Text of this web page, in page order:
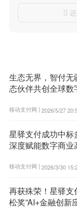

生态无界，智付
态伙伴共创全球数
移动支付网 | 2026/5/27
星驿支付成功中标
深度赋能数字商业
移动支付网 | 2026/3/30
再获殊荣！星驿支
松奖”AI+金融创新